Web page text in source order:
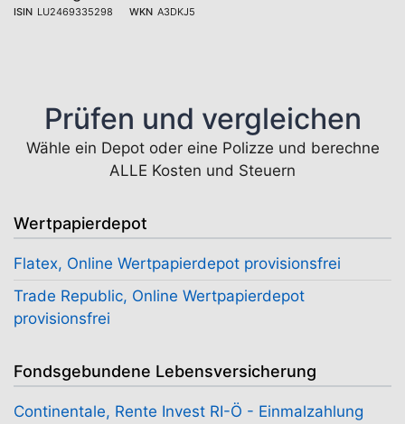
ISIN LU2469335298 WKN A3DKJ5
Prüfen und vergleichen
Wähle ein Depot oder eine Polizze und berechne
ALLE Kosten und Steuern
Wertpapierdepot
Flatex, Online Wertpapierdepot provisionsfrei
Trade Republic, Online Wertpapierdepot
provisionsfrei
Fondsgebundene Lebensversicherung
Continentale, Rente Invest RI-Ö - Einmalzahlung